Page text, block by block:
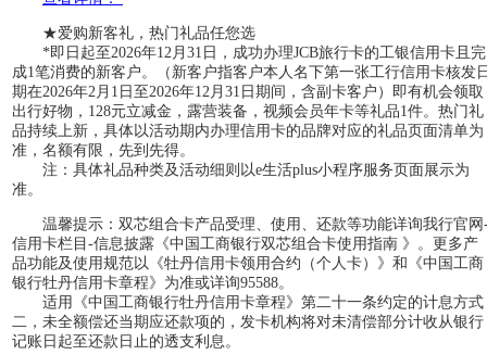
★爱购新客礼，热门礼品任您选
*即日起至2026年12月31日，成功办理JCB旅行卡的工银信用卡且完
成1笔消费的新客户。（新客户指客户本人名下第一张工行信用卡核发
期在2026年2月1日至2026年12月31日期间，含副卡客户）即有机会领取
出行好物，128元立减金，露营装备，视频会员年卡等礼品1件。热门礼
品持续上新，具体以活动期内办理信用卡的品牌对应的礼品页面清单为
准，名额有限，先到先得。
注：具体礼品种类及活动细则以e生活plus小程序服务页面展示为
准。
温馨提示：双芯组合卡产品受理、使用、还款等功能详询我行官网
信用卡栏目-信息披露《中国工商银行双芯组合卡使用指南 》。更多产
品功能及使用规范以《牡丹信用卡领用合约（个人卡）》和《中国工商
银行牡丹信用卡章程》为准或详询95588。
适用《中国工商银行牡丹信用卡章程》第二十一条约定的计息方式
二，未全额偿还当期应还款项的，发卡机构将对未清偿部分计收从银行
记账日起至还款日止的透支利息。